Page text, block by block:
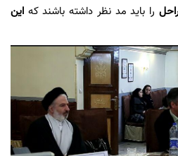
را باید مد نظر داشته باشند که این